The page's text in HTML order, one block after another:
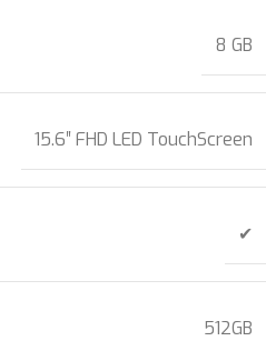
8 GB
15.6″ FHD LED TouchScreen
✔
512GB